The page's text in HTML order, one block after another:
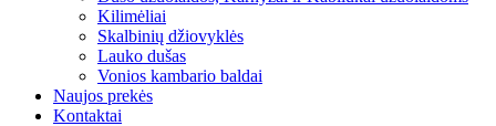
Kilimėliai
Skalbinių džiovyklės
Lauko dušas
Vonios kambario baldai
Naujos prekės
Kontaktai